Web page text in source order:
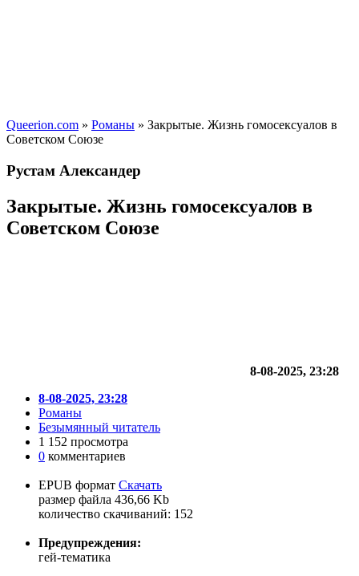
Queerion.com » Романы » Закрытые. Жизнь гомосексуалов в
Советском Союзе
Рустам Александер
Закрытые. Жизнь гомосексуалов в
Советском Союзе
8-08-2025, 23:28
8-08-2025, 23:28
Романы
Безымянный читатель
1 152 просмотра
0 комментариев
EPUB формат Скачать
размер файла 436,66 Kb
количество cкачиваний: 152
Предупреждения:
гей-тематика